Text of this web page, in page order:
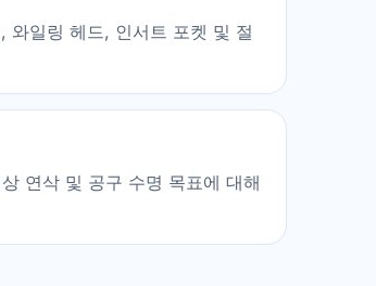
와일링 헤드, 인서트 포켓 및 절
연삭 및 공구 수명 목표에 대해